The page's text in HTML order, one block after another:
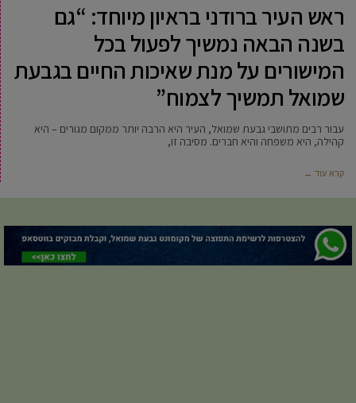
ראש העיר ברודני בראיון מיוחד: “גם
בשנה הבאה נמשיך לפעול בכל
המישורים על מנת שאיכות החיים בגבעת
שמואל תמשיך לצמוח”
עבור רבים מתושבי גבעת שמואל, העיר היא הרבה יותר ממקום מגורים – היא
קהילה, היא משפחה והיא חברים. מסיבה זו,
קרא עוד ←